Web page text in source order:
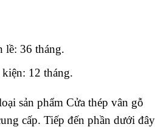
lề: 36 tháng.
12 tháng.
sản phẩm Cửa thép vân gỗ
cấp. Tiếp đến phần dưới đây